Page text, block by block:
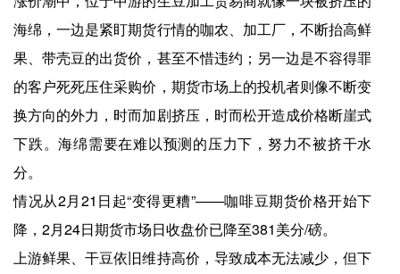
海绵，一边是紧盯期货行情的咖农、加工厂，不断抬高鲜
果、带壳豆的出货价，甚至不惜违约；另一边是不容得罪
的客户死死压住采购价，期货市场上的投机者则像不断变
换方向的外力，时而加剧挤压，时而松开造成价格断崖式
下跌。海绵需要在难以预测的压力下，努力不被挤干水
分。
情况从2月21日起“变得更糟”——咖啡豆期货价格开始下
降，2月24日期货市场日收盘价已降至381美分/磅。
上游鲜果、干豆依旧维持高价，导致成本无法减少，但下